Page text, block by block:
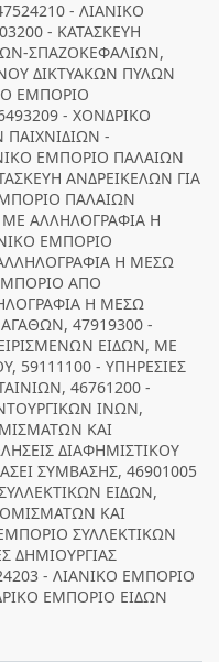
- ΛΙΑΝΙΚΟ
- ΚΑΤΑΣΚΕΥΗ
ΣΠΑΖΟΚΕΦΑΛΙΩΝ,
ΔΙΚΤΥΑΚΩΝ ΠΥΛΩΝ
ΕΜΠΟΡΙΟ
- ΧΟΝΔΡΙΚΟ
-
ΕΜΠΟΡΙΟ ΠΑΛΑΙΩΝ
ΑΝΔΡΕΙΚΕΛΩΝ ΓΙΑ
ΠΑΛΑΙΩΝ
ΑΛΛΗΛΟΓΡΑΦΙΑ Η
ΕΜΠΟΡΙΟ
Η ΜΕΣΩ
ΑΠΟ
Η ΜΕΣΩ
47919300 -
ΕΙΔΩΝ, ΜΕ
59111100 - ΥΠΗΡΕΣΙΕΣ
46761200 -
ΙΝΩΝ,
ΚΑΙ
ΔΙΑΦΗΜΙΣΤΙΚΟΥ
ΣΥΜΒΑΣΗΣ, 46901005
ΕΙΔΩΝ,
ΚΑΙ
ΣΥΛΛΕΚΤΙΚΩΝ
ΔΗΜΙΟΥΡΓΙΑΣ
- ΛΙΑΝΙΚΟ ΕΜΠΟΡΙΟ
ΕΜΠΟΡΙΟ ΕΙΔΩΝ